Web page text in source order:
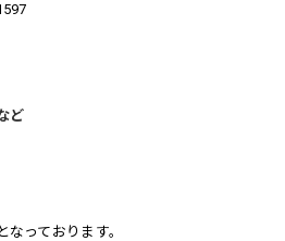
ど
っております。